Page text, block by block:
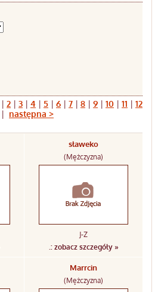
| 2 | 3 | 4 | 5 | 6 | 7 | 8 | 9 | 10 | 11 | 12
| następna >
sławeko
(Mężczyzna)
J-Z
.: zobacz szczegóły »
Marrcin
(Mężczyzna)